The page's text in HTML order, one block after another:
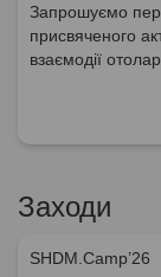
Запрошуємо
присвяченого
взаємодії
Заходи
SHDM.Camp’26